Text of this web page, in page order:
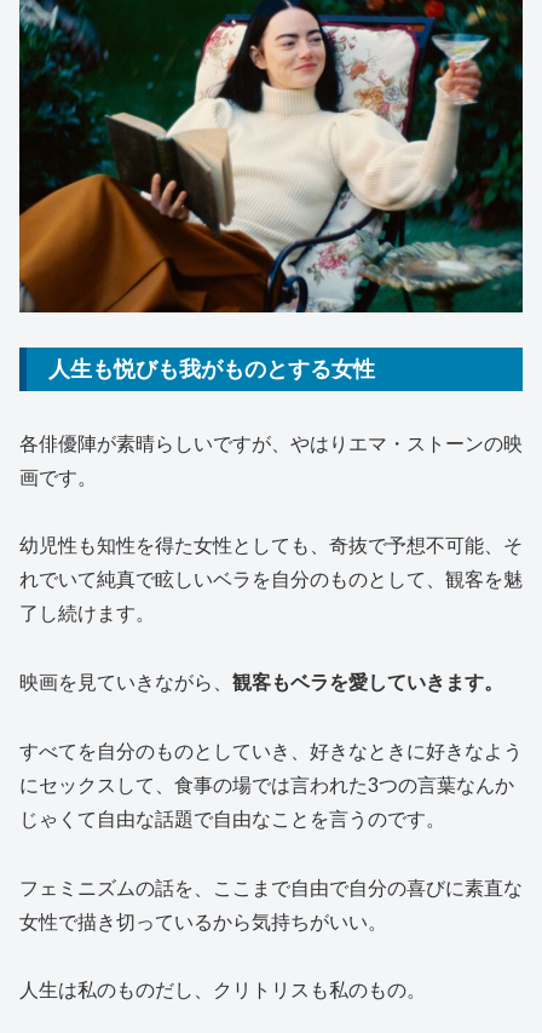
人生も悦びも我がものとする女性
各俳優陣が素晴らしいですが、やはりエマ・ストーンの映
画です。
幼児性も知性を得た女性としても、奇抜で予想不可能、そ
れでいて純真で眩しいベラを自分のものとして、観客を魅
了し続けます。
映画を見ていきながら、 観客もベラを愛していきます。
すべてを自分のものとしていき、好きなときに好きなよう
にセックスして、食事の場では言われた3つの言葉なんか
じゃくて自由な話題で自由なことを言うのです。
フェミニズムの話を、ここまで自由で自分の喜びに素直な
女性で描き切っているから気持ちがいい。
人生は私のものだし、クリトリスも私のもの。